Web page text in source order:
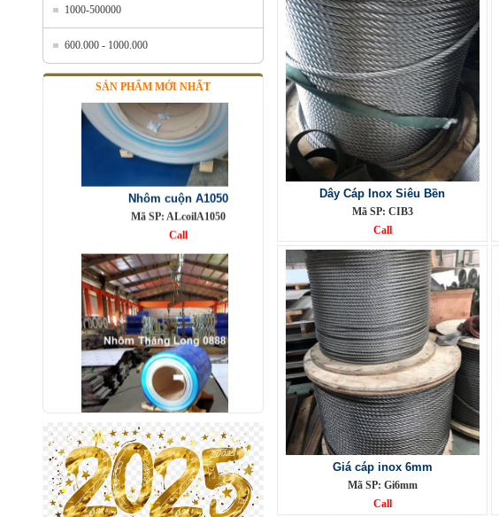
1000-500000
600.000 - 1000.000
SẢN PHẨM MỚI NHẤT
Nhôm cuộn A1050
Mã SP: ALcoilA1050
Call
Nhôm bảo ôn cuộn mỏng A1050
Call
Dây Cáp Inox Siêu Bền
Mã SP: CIB3
Call
Giá cáp inox 6mm
Mã SP: Gi6mm
Call